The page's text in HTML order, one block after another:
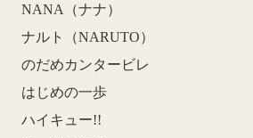
NANA（ナナ）
ナルト（NARUTO）
のだめカンタービレ
はじめの一歩
ハイキュー!!